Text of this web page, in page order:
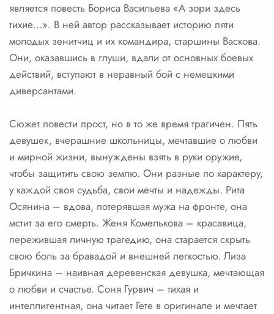
является повесть Бориса Васильева «А зори здесь
тихие…». В ней автор рассказывает историю пяти
молодых зенитчиц и их командира, старшины Васкова.
Они, оказавшись в глуши, вдали от основных боевых
действий, вступают в неравный бой с немецкими
диверсантами.
Сюжет повести прост, но в то же время трагичен. Пять
девушек, вчерашние школьницы, мечтавшие о любви
и мирной жизни, вынуждены взять в руки оружие,
чтобы защитить свою землю. Они разные по характеру,
у каждой своя судьба, свои мечты и надежды. Рита
Осянина – вдова, потерявшая мужа на фронте, она
мстит за его смерть. Женя Комелькова – красавица,
пережившая личную трагедию, она старается скрыть
свою боль за бравадой и внешней легкостью. Лиза
Бричкина – наивная деревенская девушка, мечтающая
о любви и счастье. Соня Гурвич – тихая и
интеллигентная, она читает Гете в оригинале и мечтает